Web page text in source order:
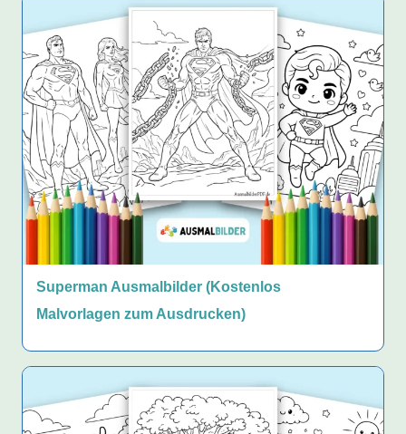
Superman Ausmalbilder (Kostenlos
Malvorlagen zum Ausdrucken)